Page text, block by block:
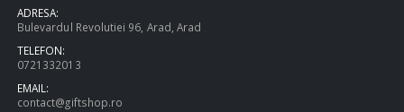
ADRESA:
Bulevardul Revolutiei 96, Arad, Arad
TELEFON:
0721332013
EMAIL:
contact@giftshop.ro